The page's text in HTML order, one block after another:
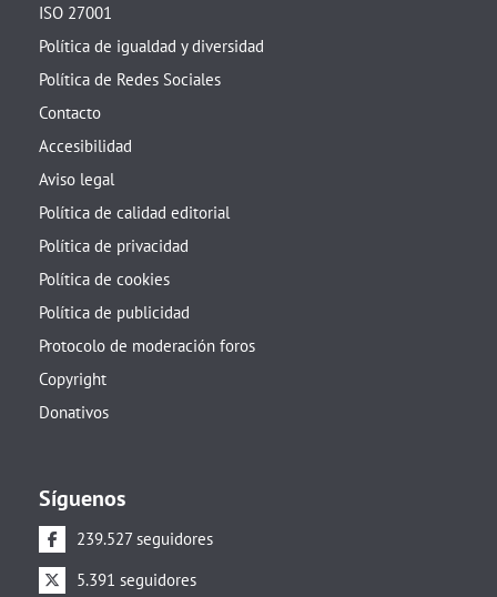
ISO 27001
Política de igualdad y diversidad
Política de Redes Sociales
Contacto
Accesibilidad
Aviso legal
Política de calidad editorial
Política de privacidad
Política de cookies
Política de publicidad
Protocolo de moderación foros
Copyright
Donativos
Síguenos
239.527 seguidores
5.391 seguidores